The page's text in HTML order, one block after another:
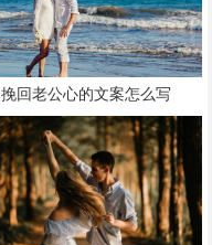
挽回老公心的文案怎么写